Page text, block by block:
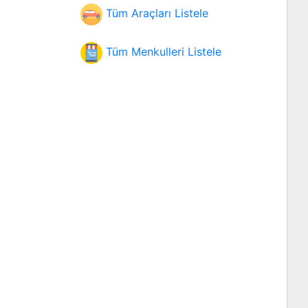
Tüm Araçları Listele
Tüm Menkulleri Listele